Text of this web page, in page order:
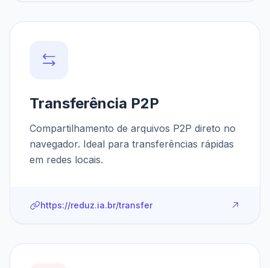
Transferência P2P
Compartilhamento de arquivos P2P direto no
navegador. Ideal para transferências rápidas
em redes locais.
https://reduz.ia.br/transfer